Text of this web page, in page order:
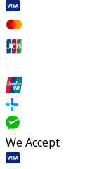
We Accept